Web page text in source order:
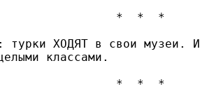
*  *  *
турки ХОДЯТ в свои музеи.
классами.
*  *  *